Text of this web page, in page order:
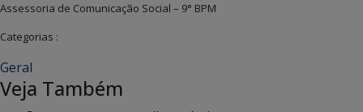
Assessoria de Comunicação Social – 9° BPM
Categorias :
Geral
Veja Também